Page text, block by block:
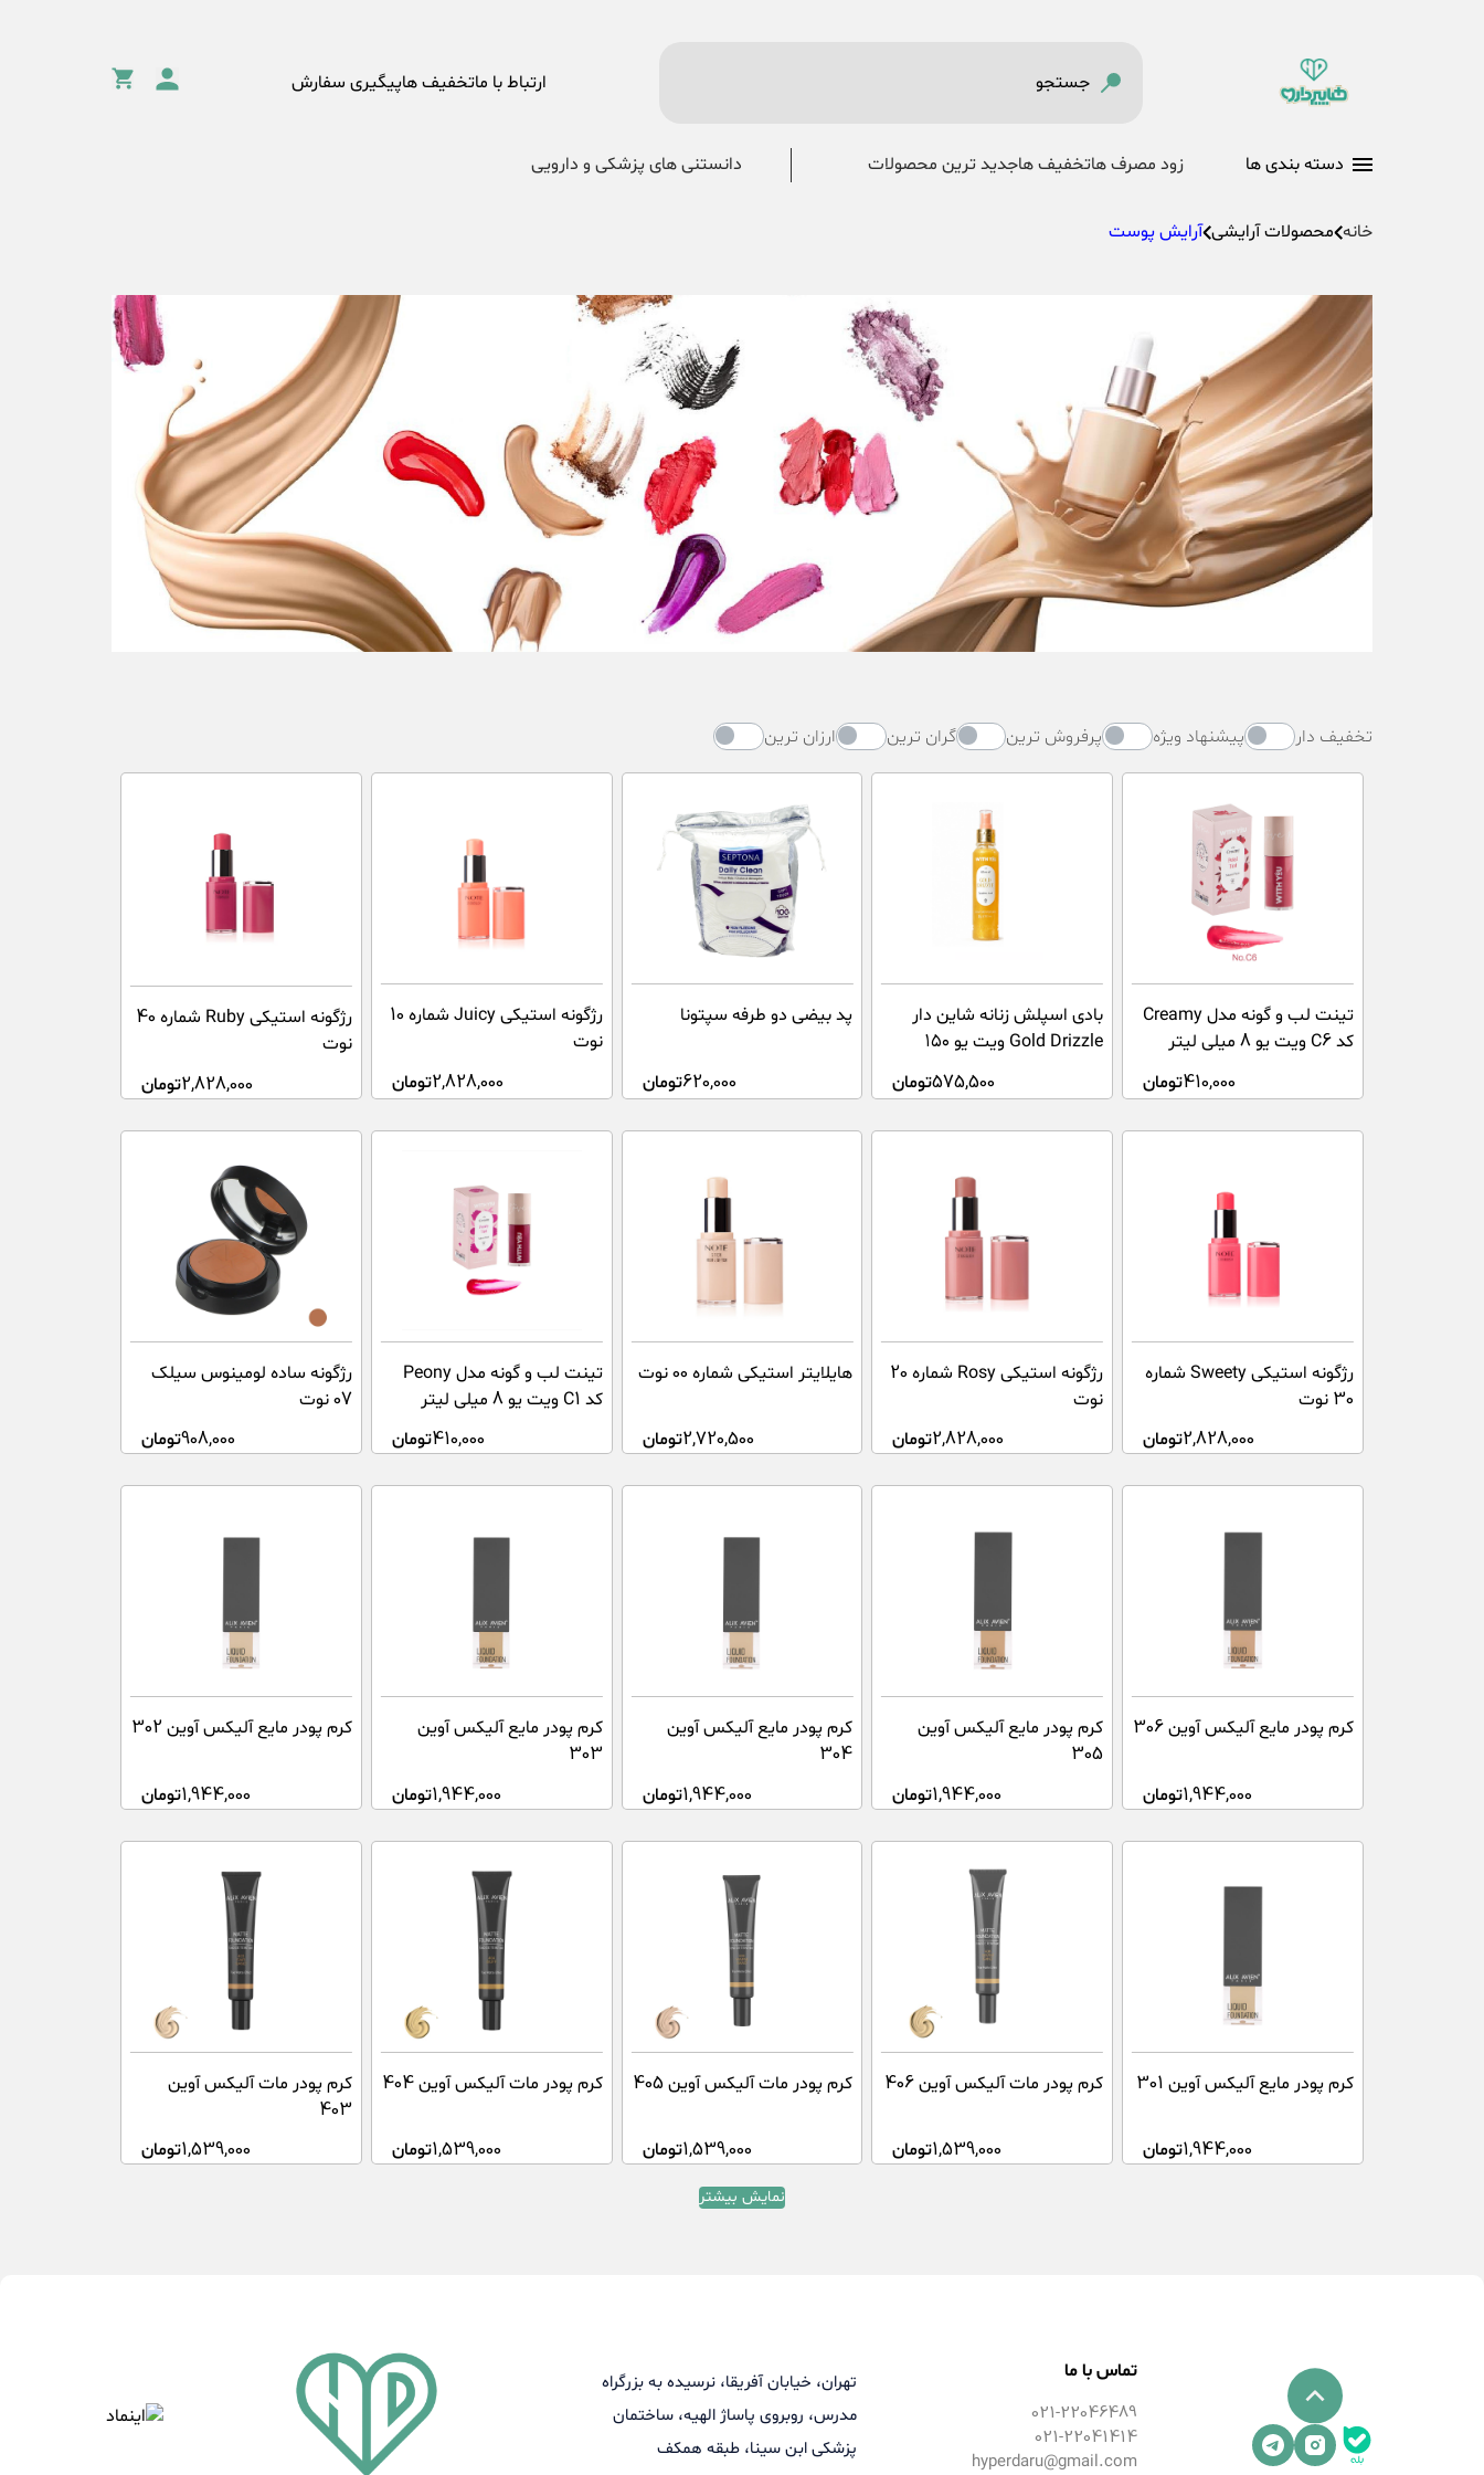
ارتباط با ماتخفیف هاپیگیری سفارش
دسته بندی ها زود مصرف هاتخفیف هاجدید ترین محصولات دانستنی های پزشکی و دارویی
خانه محصولات آرایشی آرایش پوست
تخفیف دار پیشنهاد ویژه پرفروش ترین گران ترین ارزان ترین
تینت لب و گونه مدل Creamy
کد C6 ویت یو 8 میلی لیتر
410,000تومان
بادی اسپلش زنانه شاین دار
Gold Drizzle ویت یو ۱۵۰
575,500تومان
پد بیضی دو طرفه سپتونا
620,000تومان
رژگونه استیکی Juicy شماره 10
نوت
2,828,000تومان
رژگونه استیکی Ruby شماره 40
نوت
2,828,000تومان
رژگونه استیکی Sweety شماره
30 نوت
2,828,000تومان
رژگونه استیکی Rosy شماره 20
نوت
2,828,000تومان
هایلایتر استیکی شماره 00 نوت
2,720,500تومان
تینت لب و گونه مدل Peony
کد C1 ویت یو 8 میلی لیتر
410,000تومان
رژگونه ساده لومینوس سیلک
07 نوت
908,000تومان
کرم پودر مایع آلیکس آوین 306
1,944,000تومان
کرم پودر مایع آلیکس آوین
305
1,944,000تومان
کرم پودر مایع آلیکس آوین
304
1,944,000تومان
کرم پودر مایع آلیکس آوین
303
1,944,000تومان
کرم پودر مایع آلیکس آوین 302
1,944,000تومان
کرم پودر مایع آلیکس آوین 301
1,944,000تومان
کرم پودر مات آلیکس آوین 406
1,539,000تومان
کرم پودر مات آلیکس آوین 405
1,539,000تومان
کرم پودر مات آلیکس آوین 404
1,539,000تومان
کرم پودر مات آلیکس آوین
403
1,539,000تومان
نمایش بیشتر
تماس با ما
021-22046489
021-22041414
hyperdaru@gmail.com
تهران، خیابان آفریقا، نرسیده به بزرگراه
مدرس، روبروی پاساژ الهیه، ساختمان
پزشکی ابن سینا، طبقه همکف